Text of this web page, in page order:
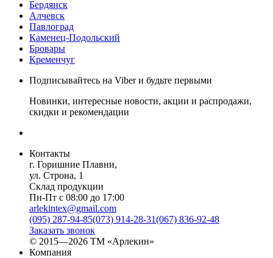
Бердянск
Алчевск
Павлоград
Каменец-Подольский
Бровары
Кременчуг
Подписывайтесь на Viber и будьте первыми
Новинки, интересные новости, акции и распродажи,
скидки и рекомендации
Контакты
г. Горишние Плавни,
ул. Строна, 1
Склад продукции
Пн-Пт с 08:00 до 17:00
arlekintex@gmail.com
(095) 287-94-85(073) 914-28-31(067) 836-92-48
Заказать звонок
© 2015—2026 ТМ «Арлекин»
Компания